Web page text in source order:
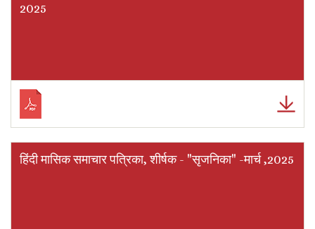
2025
हिंदी मासिक समाचार पत्रिका, शीर्षक - "सृजनिका" -मार्च ,2025